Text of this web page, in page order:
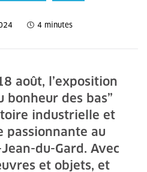
4 minutes
août, l’exposition
bonheur des bas”
industrielle et
passionnante au
du-Gard. Avec
et objets, et